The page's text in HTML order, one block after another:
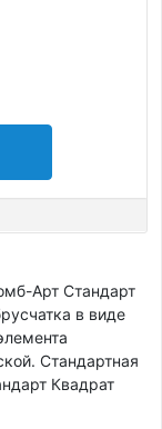
Арт Стандарт
в виде
Стандартная
Квадрат